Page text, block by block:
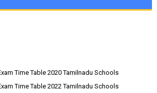
Time Table 2020 Tamilnadu Schools
Time Table 2022 Tamilnadu Schools